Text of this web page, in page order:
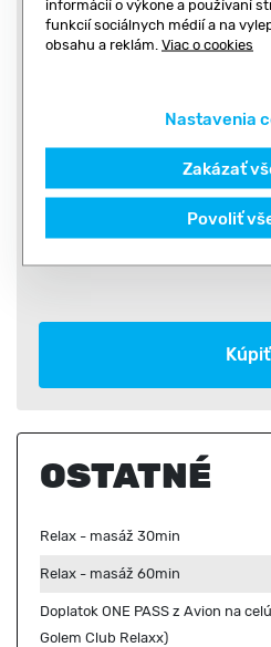
Pondelok - Piatok
Neobmedzený počet vstupov
Cena pre jednu prevádzku
440.00 €
Kúpiť
OSTATNÉ
Relax - masáž 30min
Relax - masáž 60min
Doplatok ONE PASS z Avion na
Golem Club Relaxx)
informácií o výkone a používaní
funkcií sociálnych médií a na
obsahu a reklám. Viac o cookies
Nastavenia
Zakázať
Povoliť